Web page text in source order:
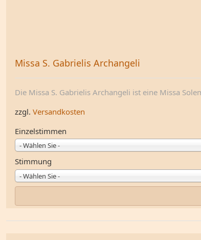
Missa S. Gabrielis Archangeli
Die Missa S. Gabrielis Archangeli ist eine Missa
zzgl. Versandkosten
Einzelstimmen
- Wählen Sie -
Stimmung
- Wählen Sie -